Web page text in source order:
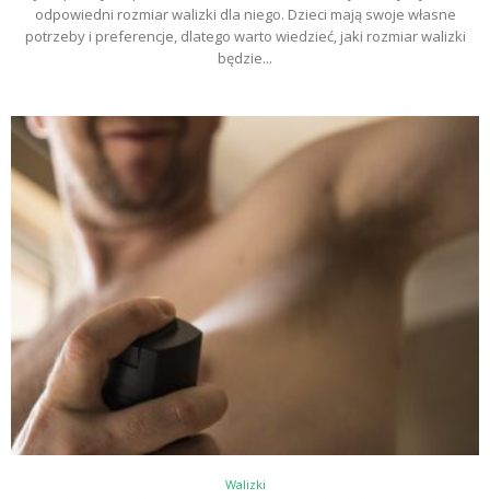
odpowiedni rozmiar walizki dla niego. Dzieci mają swoje własne
potrzeby i preferencje, dlatego warto wiedzieć, jaki rozmiar walizki
będzie...
Walizki